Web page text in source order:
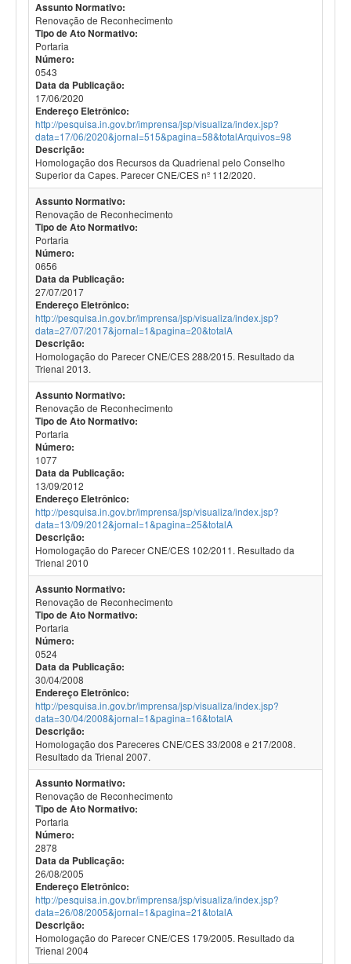
Assunto Normativo:
Renovação de Reconhecimento
Tipo de Ato Normativo:
Portaria
Número:
0543
Data da Publicação:
17/06/2020
Endereço Eletrônico:
http://pesquisa.in.gov.br/imprensa/jsp/visualiza/index.jsp?
data=17/06/2020&jornal=515&pagina=58&totalArquivos=98
Descrição:
Homologação dos Recursos da Quadrienal pelo Conselho
Superior da Capes. Parecer CNE/CES nº 112/2020.
Assunto Normativo:
Renovação de Reconhecimento
Tipo de Ato Normativo:
Portaria
Número:
0656
Data da Publicação:
27/07/2017
Endereço Eletrônico:
http://pesquisa.in.gov.br/imprensa/jsp/visualiza/index.jsp?
data=27/07/2017&jornal=1&pagina=20&totalA
Descrição:
Homologação do Parecer CNE/CES 288/2015. Resultado da
Trienal 2013.
Assunto Normativo:
Renovação de Reconhecimento
Tipo de Ato Normativo:
Portaria
Número:
1077
Data da Publicação:
13/09/2012
Endereço Eletrônico:
http://pesquisa.in.gov.br/imprensa/jsp/visualiza/index.jsp?
data=13/09/2012&jornal=1&pagina=25&totalA
Descrição:
Homologação do Parecer CNE/CES 102/2011. Resultado da
Trienal 2010
Assunto Normativo:
Renovação de Reconhecimento
Tipo de Ato Normativo:
Portaria
Número:
0524
Data da Publicação:
30/04/2008
Endereço Eletrônico:
http://pesquisa.in.gov.br/imprensa/jsp/visualiza/index.jsp?
data=30/04/2008&jornal=1&pagina=16&totalA
Descrição:
Homologação dos Pareceres CNE/CES 33/2008 e 217/2008.
Resultado da Trienal 2007.
Assunto Normativo:
Renovação de Reconhecimento
Tipo de Ato Normativo:
Portaria
Número:
2878
Data da Publicação:
26/08/2005
Endereço Eletrônico:
http://pesquisa.in.gov.br/imprensa/jsp/visualiza/index.jsp?
data=26/08/2005&jornal=1&pagina=21&totalA
Descrição:
Homologação do Parecer CNE/CES 179/2005. Resultado da
Trienal 2004